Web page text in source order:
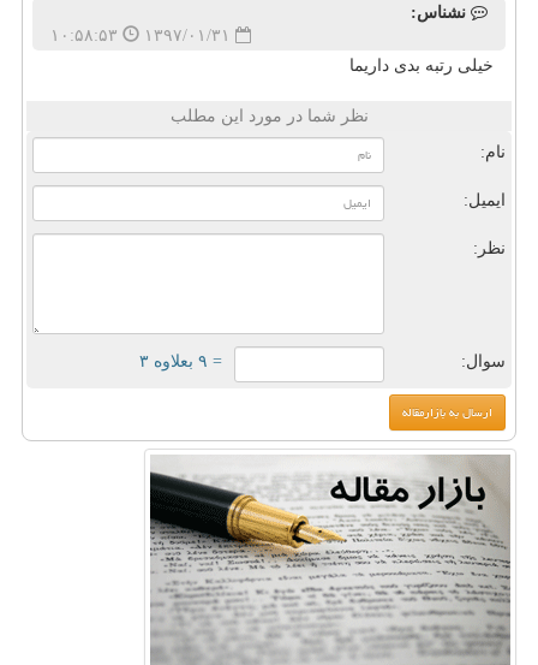
نشناس:
خیلی رتبه بدی داریما
نظر شما در مورد این مطلب
نام:
ایمیل:
نظر:
سوال: = ۹ بعلاوه ۳